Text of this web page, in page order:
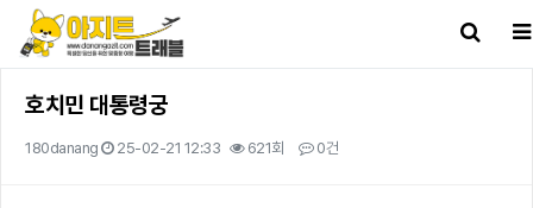
호치민 대통령궁
180danang 25-02-21 12:33 621회 0건